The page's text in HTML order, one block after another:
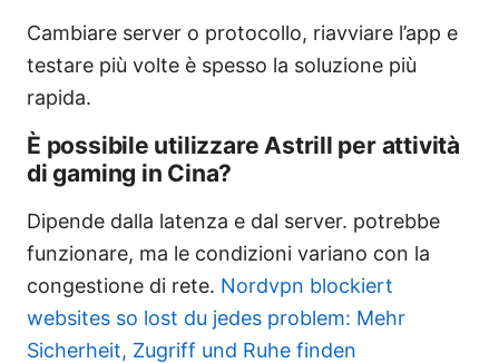
Cambiare server o protocollo, riavviare l’app e
testare più volte è spesso la soluzione più
rapida.
È possibile utilizzare Astrill per attività
di gaming in Cina?
Dipende dalla latenza e dal server. potrebbe
funzionare, ma le condizioni variano con la
congestione di rete. Nordvpn blockiert
websites so lost du jedes problem: Mehr
Sicherheit, Zugriff und Ruhe finden